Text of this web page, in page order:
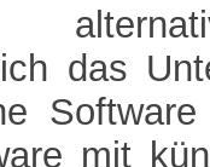
das
mit